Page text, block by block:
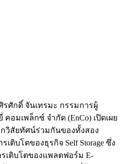
ศักดิ์ จันเทรมะ กรรมการผู้
อมเพล็กซ์ จำกัด (EnCo) เปิดเผย
วิสัยทัศน์ร่วมกันของทั้งสอง
ติบโตของธุรกิจ Self Storage ซึ่ง
เติบโตของแพลตฟอร์ม E-